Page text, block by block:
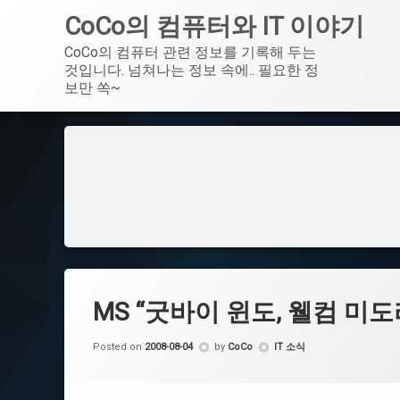
CoCo의 컴퓨터와 IT 이야기
CoCo의 컴퓨터 관련 정보를 기록해 두는
것입니다. 넘쳐나는 정보 속에.. 필요한 정
보만 쏙~
MS “굿바이 윈도, 웰컴 미도
Posted on 2008-08-04 by CoCo Categories:
IT 소식